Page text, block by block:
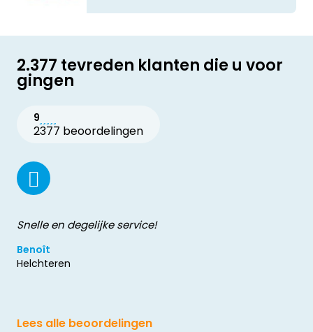
2.377 tevreden klanten die u voor
gingen
9
2377 beoordelingen
Snelle en degelijke service!
Benoît
Helchteren
Lees alle beoordelingen